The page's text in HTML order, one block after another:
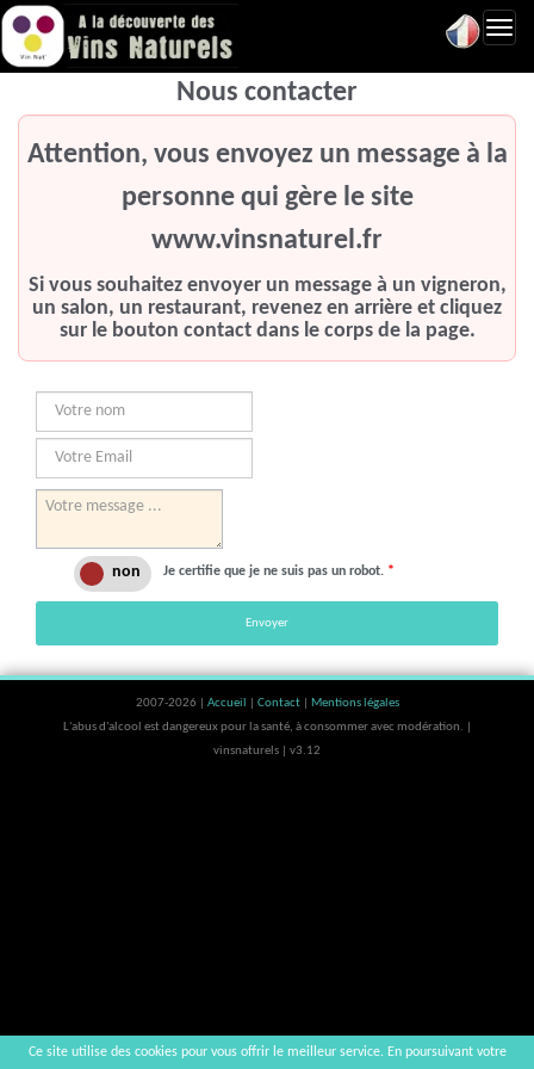
Nous contacter
Attention, vous envoyez un message à la
personne qui gère le site
www.vinsnaturel.fr
Si vous souhaitez envoyer un message à un vigneron,
un salon, un restaurant, revenez en arrière et cliquez
sur le bouton contact dans le corps de la page.
Je certifie que je ne suis pas un robot. *
Envoyer
2007-2026 | Accueil Contact
Mentions légales
L'abus d'alcool est dangereux pour la santé, à consommer avec modération. |
vinsnaturels | v3.12
Ce site utilise des cookies pour vous offrir le meilleur service. En poursuivant votre